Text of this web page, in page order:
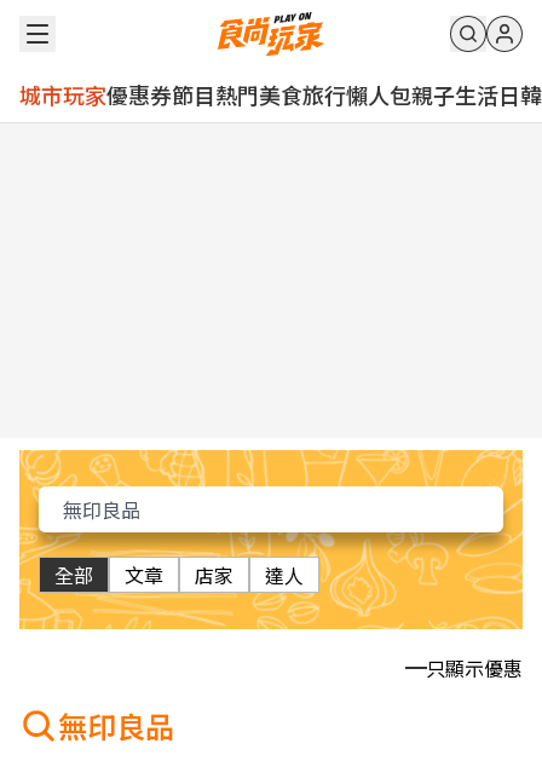
城市玩家優惠券節目熱門美食旅行懶人包親子生活日韓
全部 文章 店家 達人
只顯示優惠
無印良品